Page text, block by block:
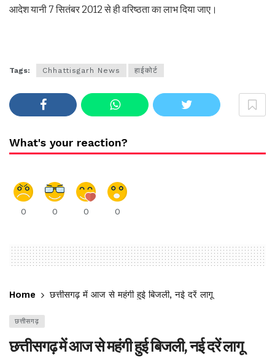
आदेश यानी 7 सितंबर 2012 से ही वरिष्ठता का लाभ दिया जाए।
Tags: Chhattisgarh News हाईकोर्ट
What's your reaction?
0 0 0 0
Home छत्तीसगढ़ में आज से महंगी हुई बिजली, नई दरें लागू
छत्तीसगढ़
छत्तीसगढ़ में आज से महंगी हुई बिजली, नई दरें लागू